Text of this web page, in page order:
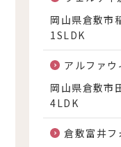
岡山県倉敷市
1SLDK
アルファウ
岡山県倉敷市
4LDK
倉敷富井